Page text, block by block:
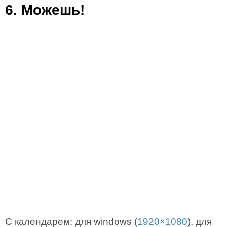
6. Можешь!
С календарем: для windows (1920×1080), для